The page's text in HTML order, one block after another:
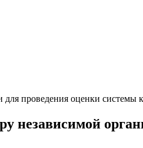
проведения оценки системы